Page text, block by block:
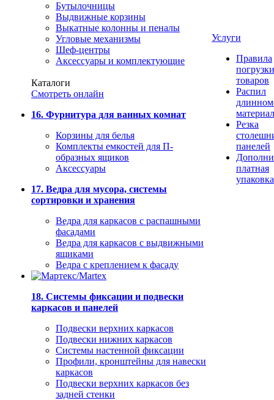
Бутылочницы
Выдвижные корзины
Выкатные колонны и пеналы
Угловые механизмы
Шеф-центры
Аксессуары и комплектующие
Каталоги
Смотреть онлайн
16. Фурнитура для ванных комнат
Корзины для белья
Комплекты емкостей для П-
образных ящиков
Аксессуары
17. Ведра для мусора, системы
сортировки и хранения
Ведра для каркасов с распашными
фасадами
Ведра для каркасов с выдвижными
ящиками
Ведра с креплением к фасаду
18. Системы фиксации и подвески
каркасов и панелей
Подвески верхних каркасов
Подвески нижних каркасов
Системы настенной фиксации
Профили, кронштейны для навески
каркасов
Подвески верхних каркасов без
задней стенки
Услуги
Правила
погрузки
товаров
Распил
Резка
панелей
платная
упаковка